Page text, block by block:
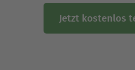
Jetzt kostenlos